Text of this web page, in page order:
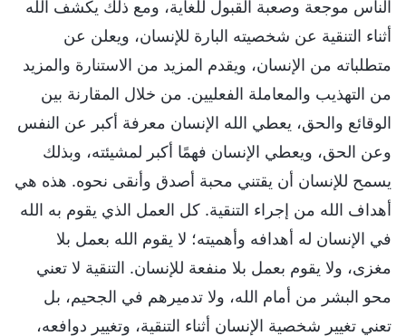
الناس موجعة وصعبة القبول للغاية، ومع ذلك يكشف الله
أثناء التنقية عن شخصيته البارة للإنسان، ويعلن عن
متطلباته من الإنسان، ويقدم المزيد من الاستنارة والمزيد
من التهذيب والمعاملة الفعليين. من خلال المقارنة بين
الوقائع والحق، يعطي الله الإنسان معرفة أكبر عن النفس
وعن الحق، ويعطي الإنسان فهمًا أكبر لمشيئته، وبذلك
يسمح للإنسان أن يقتني محبة أصدق وأنقى نحوه. هذه هي
أهداف الله من إجراء التنقية. كل العمل الذي يقوم به الله
في الإنسان له أهدافه وأهميته؛ لا يقوم الله بعمل بلا
مغزى، ولا يقوم بعمل بلا منفعة للإنسان. التنقية لا تعني
محو البشر من أمام الله، ولا تدميرهم في الجحيم، بل
تعني تغيير شخصية الإنسان أثناء التنقية، وتغيير دوافعه،